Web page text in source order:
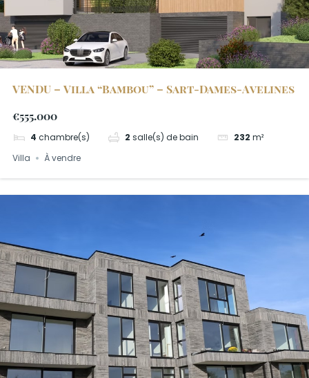
VENDU – Villa “Bambou” – Sart-Dames-Avelines
€555.000
4 chambre(s) 2 salle(s) de bain 232 m²
Villa
À vendre